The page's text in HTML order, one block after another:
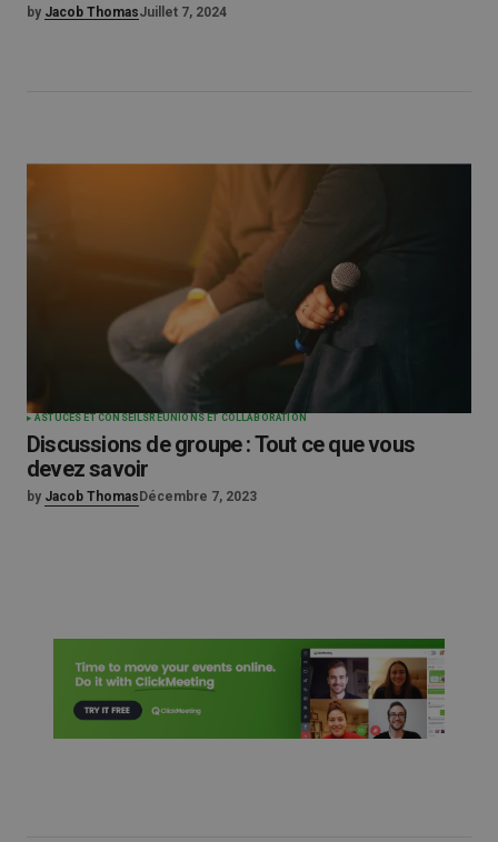
by Jacob ThomasJuillet 7, 2024
ASTUCES ET CONSEILS RÉUNIONS ET COLLABORATION
Discussions de groupe : Tout ce que vous
devez savoir
by Jacob Thomas Décembre 7, 2023